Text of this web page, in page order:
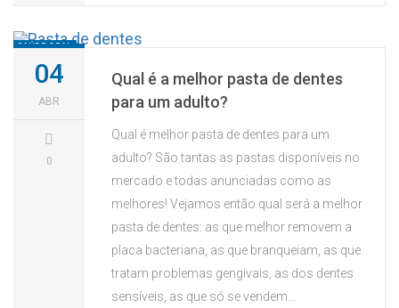
SAÚDE ORAL
04
ABR
0
Qual é a melhor pasta de dentes
para um adulto?
Qual é melhor pasta de dentes para um
adulto? São tantas as pastas disponíveis no
mercado e todas anunciadas como as
melhores! Vejamos então qual será a melhor
pasta de dentes: as que melhor removem a
placa bacteriana, as que branqueiam, as que
tratam problemas gengivais, as dos dentes
sensíveis, as que só se vendem…